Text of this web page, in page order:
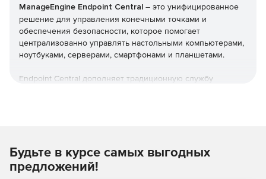
ManageEngine Endpoint Central – это унифицированное
решение для управления конечными точками и
обеспечения безопасности, которое помогает
централизованно управлять настольными компьютерами,
ноутбуками, серверами, смартфонами и планшетами.
Endpoint Central дополняет традиционную службу
образов и развертывание ОС. Кроме того,решение
позволяет управлять активами и лицензиями на ПО,
отслеживать статистику использования ПО, управлять
Будьте в курсе самых выгодных
предложений!